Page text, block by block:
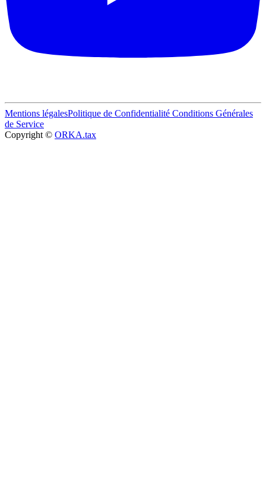
Mentions légalesPolitique de Confidentialité Conditions Générales
de Service
Copyright © ORKA.tax